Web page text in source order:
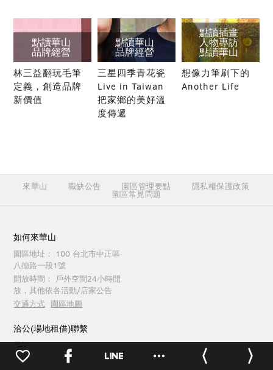
點讀華山
品牌經營
林三益翻玩毛筆
定義，創造品牌
新價值
點讀華山
品牌經營
三星四季青花瓷
Live in Taiwan
把家鄉的美好溫
度傳遞
點讀插畫
人物專訪
點讀華山
想像力筆刷下的
Another Life
來華山 職缺公告 園區管理要點 隱私權保護政策
園區常見問題
如何來華山
園區地址：
100 台北市中正區
八德路一段1號
開放時間：
戶外空間24小時開
放，其他依各活動/店家公告
交通方式 園區地圖
洽公(場地租借)聯繫
電話：(02)2358-1914
傳真：
(02)2358-1165